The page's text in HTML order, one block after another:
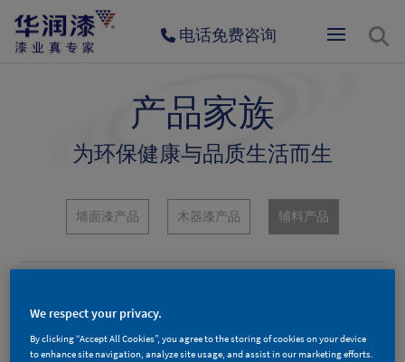
电话免费咨询
产品家族
为环保健康与品质生活而生
墙面漆产品 木器漆产品 辅料产品
We respect your privacy.
By clicking “Accept All Cookies”, you agree to the storing of cookies on your device
to enhance site navigation, analyze site usage, and assist in our marketing efforts.